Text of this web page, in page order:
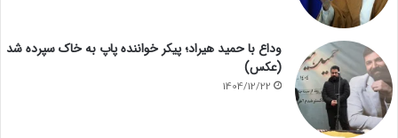
وداع با حمید هیراد؛ پیکر خواننده پاپ به خاک سپرده شد
(عکس)
1404/12/22